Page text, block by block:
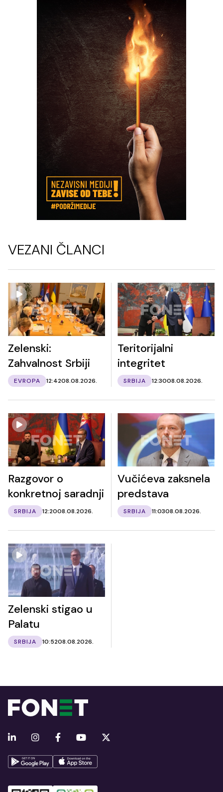
VEZANI ČLANCI
Zelenski:
Zahvalnost Srbiji
EVROPA 12:4208.08.2026.
Teritorijalni
integritet
SRBIJA 12:3008.08.2026.
Razgovor o
konkretnoj saradnji
SRBIJA 12:2008.08.2026.
Vučićeva zaksnela
predstava
SRBIJA 11:0308.08.2026.
Zelenski stigao u
Palatu
SRBIJA 10:5208.08.2026.